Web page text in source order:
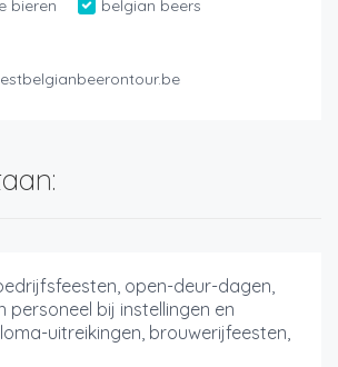
bieren
belgian beers
open-deur-dagen,
personeel bij instellingen en
uitreikingen, brouwerijfeesten,